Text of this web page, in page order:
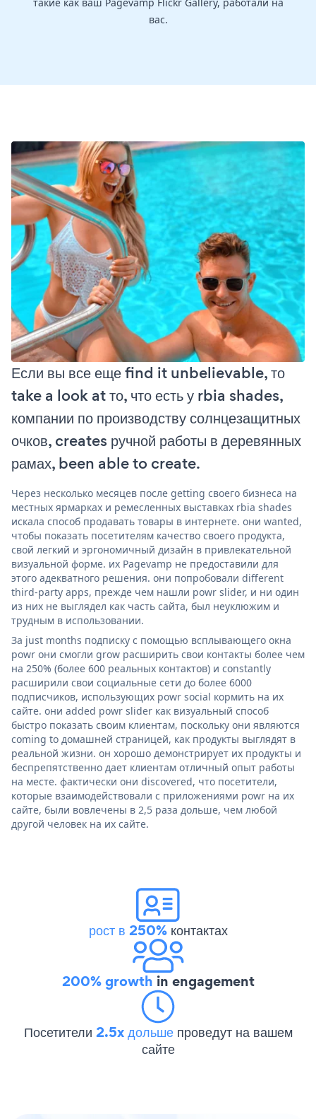
вас.
Если вы все еще find it unbelievable, то
take a look at то, что есть у rbia shades,
компании по производству солнцезащитных
очков, creates ручной работы в деревянных
рамах, been able to create.
Через несколько месяцев после getting своего бизнеса на
местных ярмарках и ремесленных выставках rbia shades
искала способ продавать товары в интернете. они wanted,
чтобы показать посетителям качество своего продукта,
свой легкий и эргономичный дизайн в привлекательной
визуальной форме. их Pagevamp не предоставили для
этого адекватного решения. они попробовали different
third-party apps, прежде чем нашли powr slider, и ни один
из них не выглядел как часть сайта, был неуклюжим и
трудным в использовании.
За just months подписку с помощью всплывающего окна
powr они смогли grow расширить свои контакты более чем
на 250% (более 600 реальных контактов) и constantly
расширили свои социальные сети до более 6000
подписчиков, использующих powr social кормить на их
сайте. они added powr slider как визуальный способ
быстро показать своим клиентам, поскольку они являются
coming to домашней страницей, как продукты выглядят в
реальной жизни. он хорошо демонстрирует их продукты и
беспрепятственно дает клиентам отличный опыт работы
на месте. фактически они discovered, что посетители,
которые взаимодействовали с приложениями powr на их
сайте, были вовлечены в 2,5 раза дольше, чем любой
другой человек на их сайте.
рост в 250%контактах
200% growth in engagement
Посетители 2.5x дольше проведут на вашем
сайте